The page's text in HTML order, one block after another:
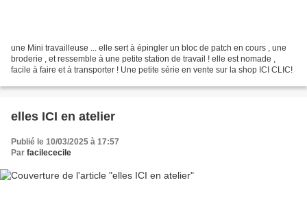
une Mini travailleuse ... elle sert à épingler un bloc de patch en cours , une
broderie , et ressemble à une petite station de travail ! elle est nomade ,
facile à faire et à transporter ! Une petite série en vente sur la shop ICI CLIC!
elles ICI en atelier
Publié le 10/03/2025 à 17:57
Par facilececile